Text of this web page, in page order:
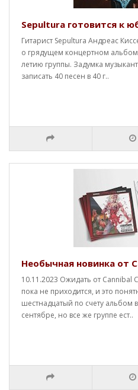
Sepultura готовится к
Гитарист Sepultura Андреас
о грядущем концертном
летию группы. Задумка
записать 40 песен в 40 г..
Необычная новинка от
10.11.2023 Ожидать от
пока не приходится, и это
шестнадцатый по счету альбом
сентябре, но все же группе ест..